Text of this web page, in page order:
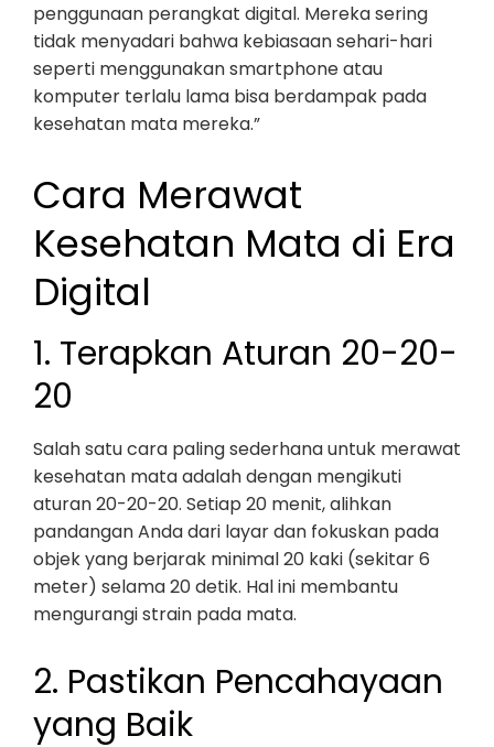
penggunaan perangkat digital. Mereka sering
tidak menyadari bahwa kebiasaan sehari-hari
seperti menggunakan smartphone atau
komputer terlalu lama bisa berdampak pada
kesehatan mata mereka.”
Cara Merawat
Kesehatan Mata di Era
Digital
1. Terapkan Aturan 20-20-
20
Salah satu cara paling sederhana untuk merawat
kesehatan mata adalah dengan mengikuti
aturan 20-20-20. Setiap 20 menit, alihkan
pandangan Anda dari layar dan fokuskan pada
objek yang berjarak minimal 20 kaki (sekitar 6
meter) selama 20 detik. Hal ini membantu
mengurangi strain pada mata.
2. Pastikan Pencahayaan
yang Baik